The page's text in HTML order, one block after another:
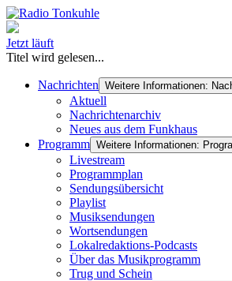
Jetzt läuft
Titel wird gelesen...
Nachrichten Weitere Informationen:
Aktuell
Nachrichtenarchiv
Neues aus dem Funkhaus
Programm Weitere Informationen:
Livestream
Programmplan
Sendungsübersicht
Playlist
Musiksendungen
Wortsendungen
Lokalredaktions-Podcasts
Über das Musikprogramm
Trug und Schein